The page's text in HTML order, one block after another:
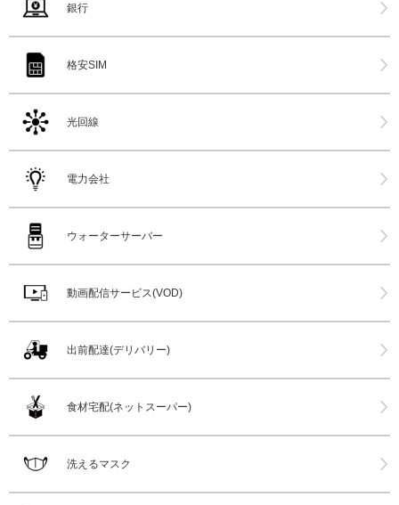
銀行
格安SIM
光回線
電力会社
ウォーターサーバー
動画配信サービス(VOD)
出前配達(デリバリー)
食材宅配(ネットスーパー)
洗えるマスク